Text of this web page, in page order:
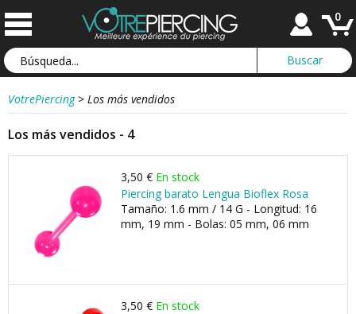
0
VotrePiercing > Los más vendidos
Los más vendidos - 4
3,50 € En stock
Piercing barato Lengua Bioflex Rosa
Tamaño: 1.6 mm / 14 G - Longitud: 16
mm, 19 mm - Bolas: 05 mm, 06 mm
3,50 € En stock